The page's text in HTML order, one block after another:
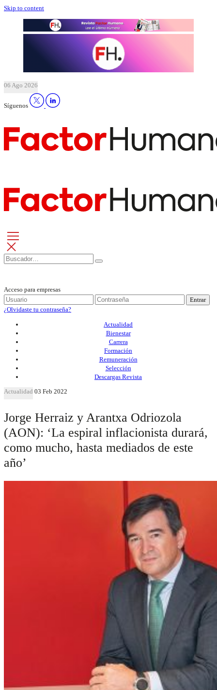
Skip to content
06 Ago 2026
Síguenos
Acceso para empresas
Entrar
¿Olvidaste tu contraseña?
Actualidad
Bienestar
Carrera
Formación
Remuneración
Selección
Descargas Revista
Actualidad 03 Feb 2022
Jorge Herraiz y Arantxa Odriozola
(AON): ‘La espiral inflacionista durará,
como mucho, hasta mediados de este
año’